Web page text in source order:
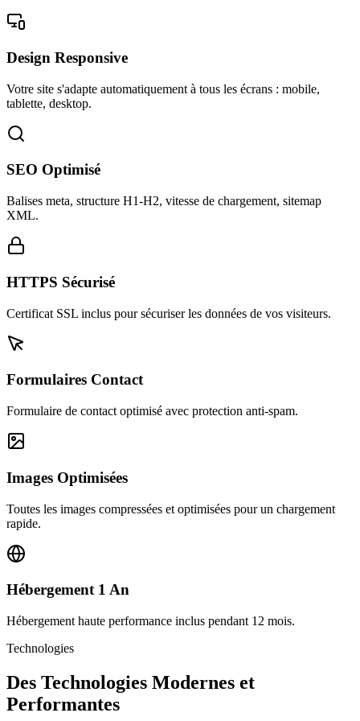
Design Responsive
Votre site s'adapte automatiquement à tous les écrans : mobile,
tablette, desktop.
SEO Optimisé
Balises meta, structure H1-H2, vitesse de chargement, sitemap
XML.
HTTPS Sécurisé
Certificat SSL inclus pour sécuriser les données de vos visiteurs.
Formulaires Contact
Formulaire de contact optimisé avec protection anti-spam.
Images Optimisées
Toutes les images compressées et optimisées pour un chargement
rapide.
Hébergement 1 An
Hébergement haute performance inclus pendant 12 mois.
Technologies
Des Technologies Modernes et
Performantes